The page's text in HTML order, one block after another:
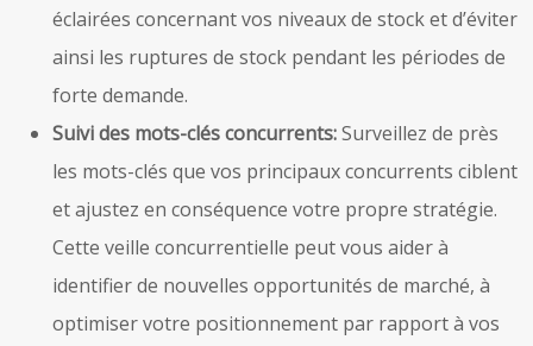
éclairées concernant vos niveaux de stock et d’éviter
ainsi les ruptures de stock pendant les périodes de
forte demande.
Suivi des mots-clés concurrents:Surveillez de près
les mots-clés que vos principaux concurrents ciblent
et ajustez en conséquence votre propre stratégie.
Cette veille concurrentielle peut vous aider à
identifier de nouvelles opportunités de marché, à
optimiser votre positionnement par rapport à vos